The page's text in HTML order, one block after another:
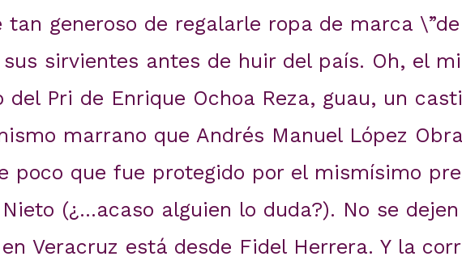
tan generoso de regalarle ropa de marca
sus sirvientes antes de huir del país. Oh, el
del Pri de Enrique Ochoa Reza, guau, un
marrano que Andrés Manuel López
poco que fue protegido por el mismísimo
(¿…acaso alguien lo duda?). No se
Veracruz está desde Fidel Herrera. Y la